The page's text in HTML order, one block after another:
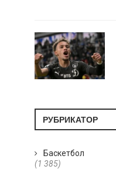
РУБРИКАТОР
Баскетбол
(1 385)